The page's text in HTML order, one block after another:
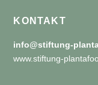
KONTAKT
info@stiftung-
www.stiftung-